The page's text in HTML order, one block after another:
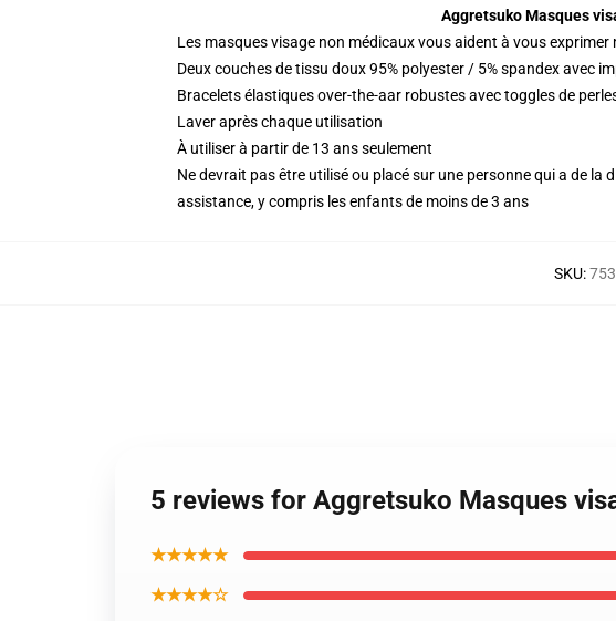
Aggretsuko Masques
Les masques visage non médicaux vous aident à vous
Deux couches de tissu doux 95% polyester / 5% spandex avec
Bracelets élastiques over-the-aar robustes avec toggles de
Laver après chaque utilisation
À utiliser à partir de 13 ans seulement
Ne devrait pas être utilisé ou placé sur une personne qui a de
assistance, y compris les enfants de moins de 3 ans
SKU:
5 reviews for Aggretsuko Masques
★★★★★
★★★★☆